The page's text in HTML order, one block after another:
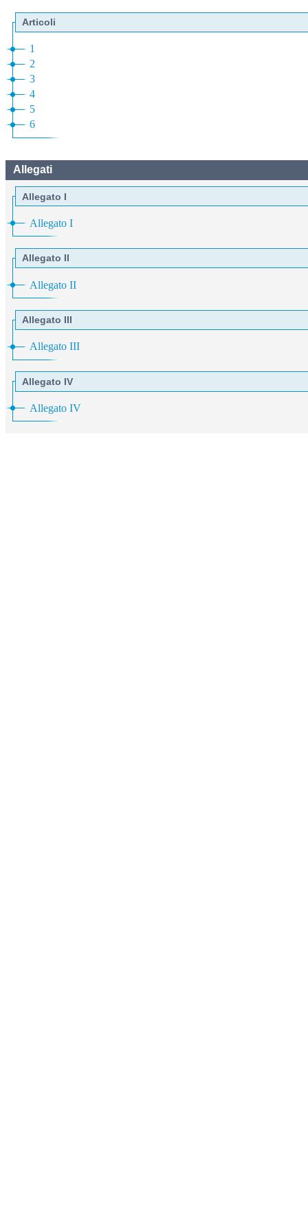
Articoli
1
2
3
4
5
6
Allegati
Allegato I
Allegato I
Allegato II
Allegato II
Allegato III
Allegato III
Allegato IV
Allegato IV